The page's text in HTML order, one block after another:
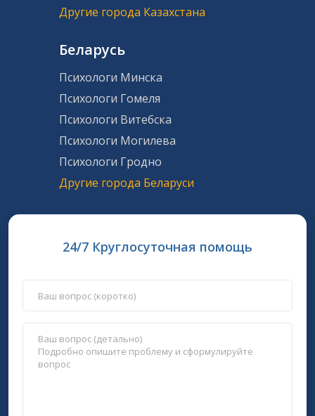
Другие города Казахстана
Беларусь
Психологи Минска
Психологи Гомеля
Психологи Витебска
Психологи Могилева
Психологи Гродно
Другие города Беларуси
24/7 Круглосуточная помощь